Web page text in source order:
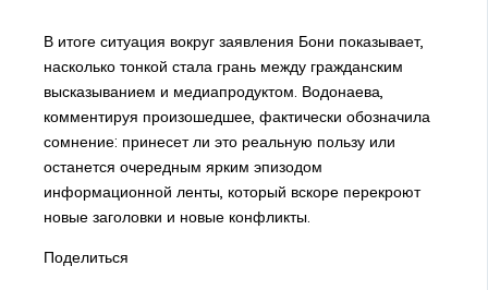
В итоге ситуация вокруг заявления Бони показывает,
насколько тонкой стала грань между гражданским
высказыванием и медиапродуктом. Водонаева,
комментируя произошедшее, фактически обозначила
сомнение: принесет ли это реальную пользу или
останется очередным ярким эпизодом
информационной ленты, который вскоре перекроют
новые заголовки и новые конфликты.
Поделиться